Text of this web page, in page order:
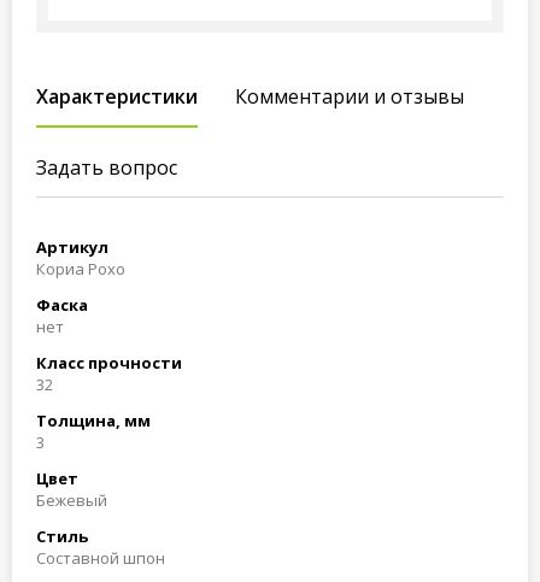
Характеристики Комментарии и отзывы
Задать вопрос
Артикул
Кориа Рохо
Фаска
нет
Класс прочности
32
Толщина, мм
3
Цвет
Бежевый
Стиль
Составной шпон